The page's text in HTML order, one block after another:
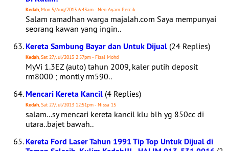
Kedah, Mon 5/Aug/2013 6:43am - Neo Ayam Percik
Salam ramadhan warga majalah.com Saya mempunyai
seorang kawan yang ingin..
Kereta Sambung Bayar dan Untuk Dijual (24 Replies)
Kedah, Sat 27/Jul/2013 2:57pm - Fizal Mohd
MyVi 1.3EZ (auto) tahun 2009, kaler putih deposit
rm8000 ; montly rm590..
Mencari Kereta Kancil (4 Replies)
Kedah, Sat 27/Jul/2013 12:51pm - Nissa 15
salam...sy mencari kereta kancil klu blh yg 850cc di
utara..bajet bawah..
Kereta Ford Laser Tahun 1991 Tip Top Untuk Dijual di